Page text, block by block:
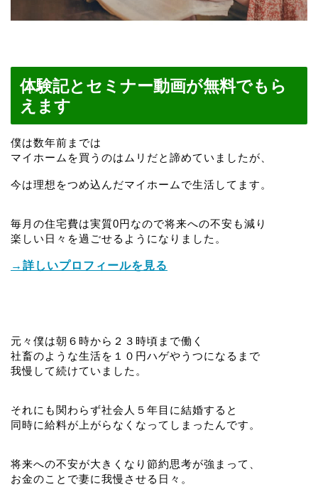
体験記とセミナー動画が無料でもら
えます
僕は数年前までは
マイホームを買うのはムリだと諦めていましたが、
今は理想をつめ込んだマイホームで生活してます。
毎月の住宅費は実質0円なので将来への不安も減り
楽しい日々を過ごせるようになりました。
→詳しいプロフィールを見る
元々僕は朝６時から２３時頃まで働く
社畜のような生活を１０円ハゲやうつになるまで
我慢して続けていました。
それにも関わらず社会人５年目に結婚すると
同時に給料が上がらなくなってしまったんです。
将来への不安が大きくなり節約思考が強まって、
お金のことで妻に我慢させる日々。